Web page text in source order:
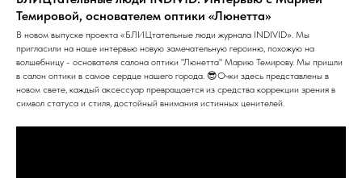
Темировой, основателем оптики «Люнетта»
В новом выпуске проекта «БЛИЦтательные люди журнала INDIVID». Мы
пригласили на наше интервью новую замечательную героиню, похожую на
волшебницу - основателя салона оптики "Люнетта" Марию Темирову. Мы пришли
в салон оптики в самое сердце нашего города. 😎Очки здесь представлены в
новом свете, каждый аксессуар превращается из средства коррекции зрения в
символ статуса и стиля, достойный внимания истинных ценителей.